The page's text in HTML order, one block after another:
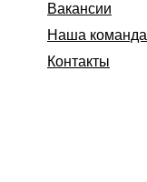
Вакансии
Наша команда
Контакты